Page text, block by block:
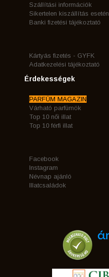
Szállítási információk
Sikertelen kiszállítás esetén
Banki fizetési tájékoztató
Kártyás fizetés - GYFK
Adatkezelési tájékoztató
Érdekességek
PARFÜM MAGAZIN
Várható parfümök
Top 10 női illat
Top 10 férfi illat
Facebook
Instagram
Névnap ajánló
Illatcsaládok